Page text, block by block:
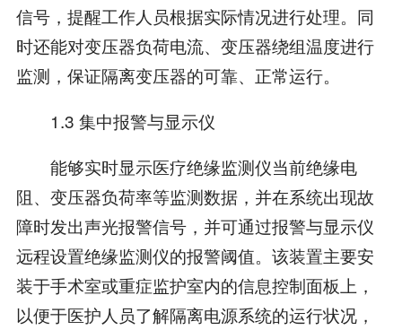
信号，提醒工作人员根据实际情况进行处理。同
时还能对变压器负荷电流、变压器绕组温度进行
监测，保证隔离变压器的可靠、正常运行。
1.3 集中报警与显示仪
能够实时显示医疗绝缘监测仪当前绝缘电
阻、变压器负荷率等监测数据，并在系统出现故
障时发出声光报警信号，并可通过报警与显示仪
远程设置绝缘监测仪的报警阈值。该装置主要安
装于手术室或重症监护室内的信息控制面板上，
以便于医护人员了解隔离电源系统的运行状况，